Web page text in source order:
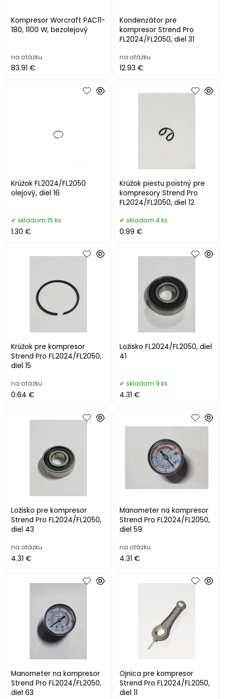
Kompresor Worcraft PAC11-
180, 1100 W, bezolejový
na otázku
83.91 €
Kondenzátor pre
kompresor Strend Pro
FL2024/FL2050, diel 31
na otázku
12.93 €
Krúžok FL2024/FL2050
olejový, diel 16
skladom 15 ks
1.30 €
Krúžok piestu poistný pre
kompresory Strend Pro
FL2024/FL2050, diel 12
skladom 4 ks
0.99 €
Krúžok pre kompresor
Strend Pro FL2024/FL2050,
diel 15
na otázku
0.64 €
Ložisko FL2024/FL2050, diel
41
skladom 9 ks
4.31 €
Ložisko pre kompresor
Strend Pro FL2024/FL2050,
diel 43
na otázku
4.31 €
Manometer na kompresor
Strend Pro FL2024/FL2050,
diel 59
na otázku
4.31 €
Manometer na kompresor
Strend Pro FL2024/FL2050,
diel 63
Ojnica pre kompresor
Strend Pro FL2024/FL2050,
diel 11